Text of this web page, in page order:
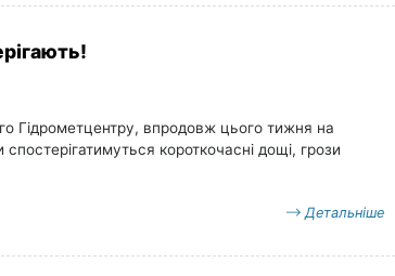
Гідрометцентру, впродовж цього тижня на
спостерігатимуться короткочасні дощі, грози
Детальніше